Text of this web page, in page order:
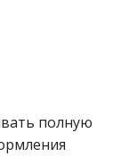
полную